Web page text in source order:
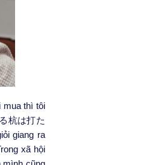
mua thì tôi
杭は打た
giang ra
xã hội